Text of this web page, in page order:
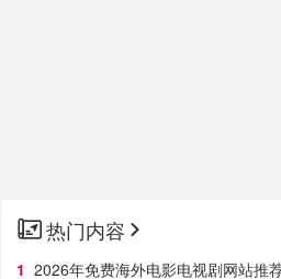
热门内容
2026年免费海外电影电视剧网站推